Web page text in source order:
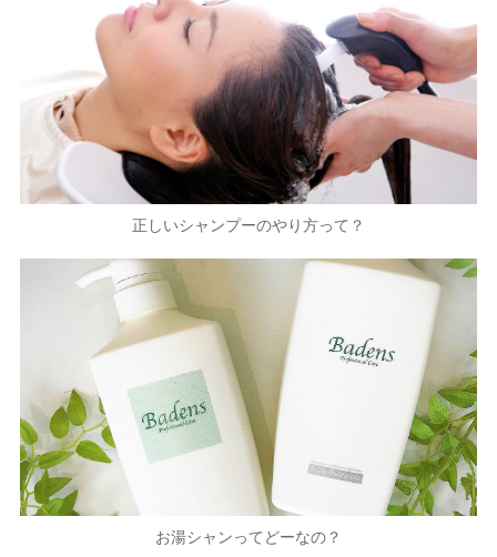
正しいシャンプーのやり方って？
お湯シャンってどーなの？